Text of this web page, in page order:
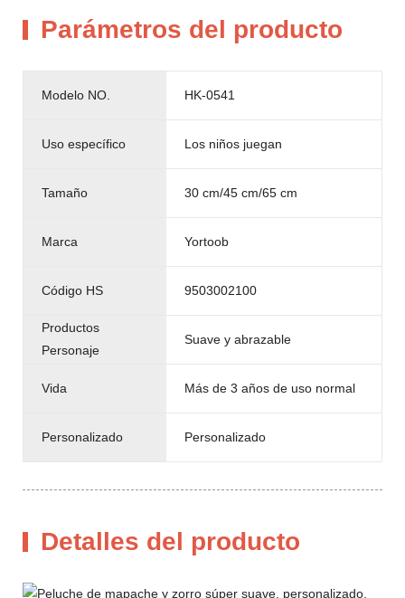
Parámetros del producto
Modelo NO. HK-0541
Uso específico Los niños juegan
Tamaño 30 cm/45 cm/65 cm
Marca Yortoob
Código HS 9503002100
Productos
Personaje
Suave y abrazable
Vida Más de 3 años de uso normal
Personalizado Personalizado
Detalles del producto